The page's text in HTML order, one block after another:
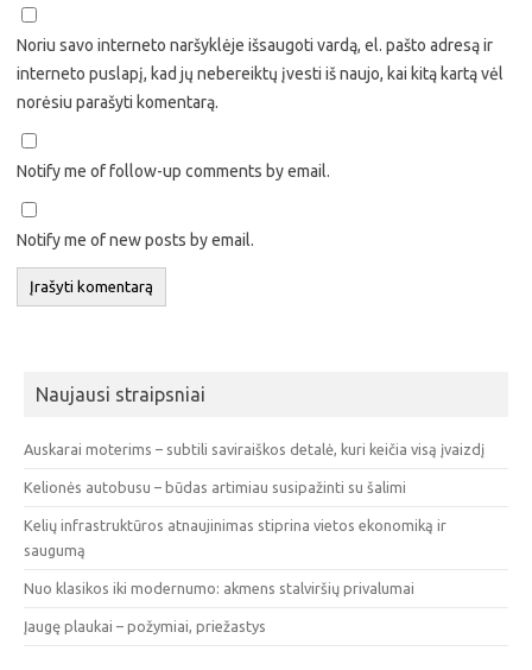
Noriu savo interneto naršyklėje išsaugoti vardą, el. pašto adresą ir
interneto puslapį, kad jų nebereiktų įvesti iš naujo, kai kitą kartą vėl
norėsiu parašyti komentarą.
Notify me of follow-up comments by email.
Notify me of new posts by email.
Naujausi straipsniai
Auskarai moterims – subtili saviraiškos detalė, kuri keičia visą įvaizdį
Kelionės autobusu – būdas artimiau susipažinti su šalimi
Kelių infrastruktūros atnaujinimas stiprina vietos ekonomiką ir
saugumą
Nuo klasikos iki modernumo: akmens stalviršių privalumai
Įaugę plaukai – požymiai, priežastys